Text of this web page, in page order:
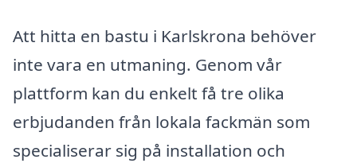
Att hitta en bastu i Karlskrona behöver
inte vara en utmaning. Genom vår
plattform kan du enkelt få tre olika
erbjudanden från lokala fackmän som
specialiserar sig på installation och